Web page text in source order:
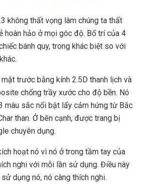
không thất vọng làm chúng ta thất
hoàn hảo ở mọi góc độ. Bố trí của 4
bánh quy, trong khác biệt so với
mặt trước bằng kính 2.5D thanh lịch và
chống trầy xước cho độ bền. Nó
màu sắc nổi bật lấy cảm hứng từ Bắc
than. Ở bên cạnh, được trang bị
chuyên dụng.
hoạt nó vì nó ở trong tầm tay của
nghi với mỗi lần sử dụng. Điều này
dụng nó, nó càng thích nghi.